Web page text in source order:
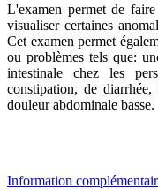
L'examen permet de
visualiser certaines
Cet examen permet
ou problèmes tels que:
intestinale chez les
constipation, de
douleur abdominale basse.
Information